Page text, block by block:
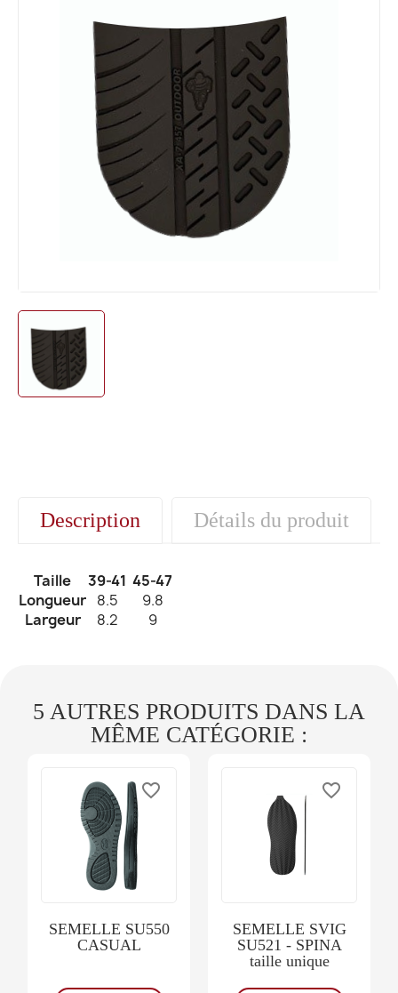
Description Détails du produit
Taille 39-41 45-47
Longueur 8.5
9.8
Largeur
8.2 9
5 AUTRES PRODUITS DANS LA
MÊME CATÉGORIE :
favorite_border
SEMELLE SU550
CASUAL
favorite_border
SEMELLE SVIG
SU521 - SPINA
taille unique